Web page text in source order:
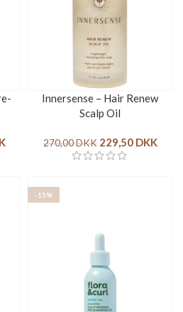
Innersense – Hair Renew
Scalp Oil
270,00DKK 229,50 DKK
-15%